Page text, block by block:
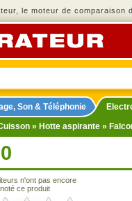
le moteur de comparaison
Son & Téléphonie
» Hotte aspirante »
n'ont pas encore
noté ce produit